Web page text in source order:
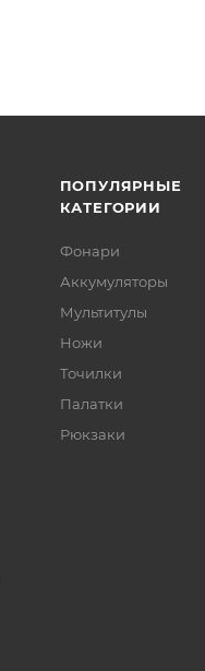
ПОПУЛЯРНЫЕ
КАТЕГОРИИ
Фонари
Аккумуляторы
Мультитулы
Ножи
Точилки
Палатки
Рюкзаки